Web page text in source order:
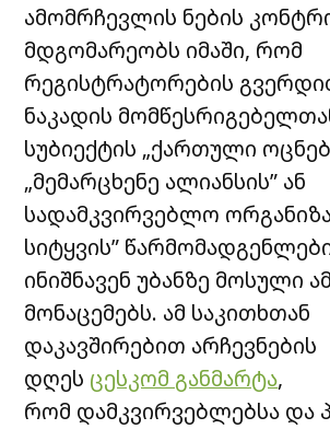
ამომრჩევლის ნების
მდგომარეობს იმაში, რომ
რეგისტრატორების
ნაკადის
სუბიექტის „ქართული
„მემარცხენე ალიანსის” ან
სადამკვირვებლო
სიტყვის”
ინიშნავენ უბანზე მოსული
მონაცემებს. ამ საკითხთან
დაკავშირებით არჩევნების
დღეს ცესკომ განმარტა,
რომ დამკვირვებლებსა და